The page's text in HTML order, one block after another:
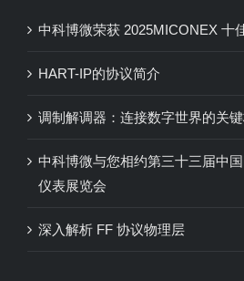
中科博微荣获 2025MICONEX 十
HART-IP的协议简介
调制解调器：连接数字世界的关
中科博微与您相约第三十三届中
仪表展览会
深入解析 FF 协议物理层